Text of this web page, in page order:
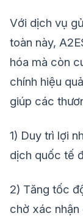
Với dịch vụ
toàn này,
hóa mà còn
chính hiệu
giúp các
1) Duy trì lợi
dịch quốc tế
2) Tăng tốc
chờ xác nhận